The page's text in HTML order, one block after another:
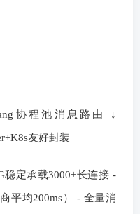
协程池消息路由 ↓
友好封装
稳定承载3000+长连接 -
平均200ms） - 全量消